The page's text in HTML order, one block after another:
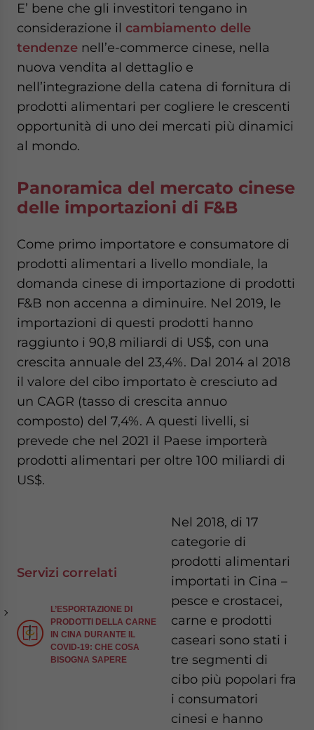
E’ bene che gli investitori tengano in
considerazione il cambiamento delle
tendenze nell’e-commerce cinese, nella
nuova vendita al dettaglio e
nell’integrazione della catena di fornitura di
prodotti alimentari per cogliere le crescenti
opportunità di uno dei mercati più dinamici
al mondo.
Panoramica del mercato cinese
delle importazioni di F&B
Come primo importatore e consumatore di
prodotti alimentari a livello mondiale, la
domanda cinese di importazione di prodotti
F&B non accenna a diminuire. Nel 2019, le
importazioni di questi prodotti hanno
raggiunto i 90,8 miliardi di US$, con una
crescita annuale del 23,4%. Dal 2014 al 2018
il valore del cibo importato è cresciuto ad
un CAGR (tasso di crescita annuo
composto) del 7,4%. A questi livelli, si
prevede che nel 2021 il Paese importerà
prodotti alimentari per oltre 100 miliardi di
US$.
Servizi correlati
L’ESPORTAZIONE DI
PRODOTTI DELLA CARNE
IN CINA DURANTE IL
COVID-19: CHE COSA
BISOGNA SAPERE
Nel 2018, di 17
categorie di
prodotti alimentari
importati in Cina –
pesce e crostacei,
carne e prodotti
caseari sono stati i
tre segmenti di
cibo più popolari fra
i consumatori
cinesi e hanno